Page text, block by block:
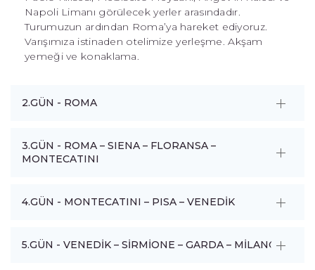
Napoli Limanı görülecek yerler arasındadır.
Turumuzun ardından Roma’ya hareket ediyoruz.
Varışımıza istinaden otelimize yerleşme. Akşam
yemeği ve konaklama.
2.GÜN - ROMA
3.GÜN - ROMA – SIENA – FLORANSA –
MONTECATINI
4.GÜN - MONTECATINI – PISA – VENEDİK
5.GÜN - VENEDİK – SİRMİONE – GARDA – MİLANO